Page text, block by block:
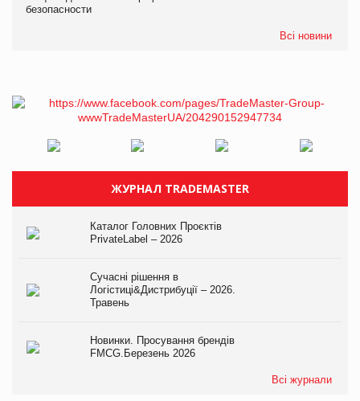
безопасности
Всі новини
ЖУРНАЛ TRADEMASTER
Каталог Головних Проєктів
PrivateLabel – 2026
Сучасні рішення в
Логістиці&Дистрибуції – 2026.
Травень
Новинки. Просування брендів
FMCG.Березень 2026
Всі журнали